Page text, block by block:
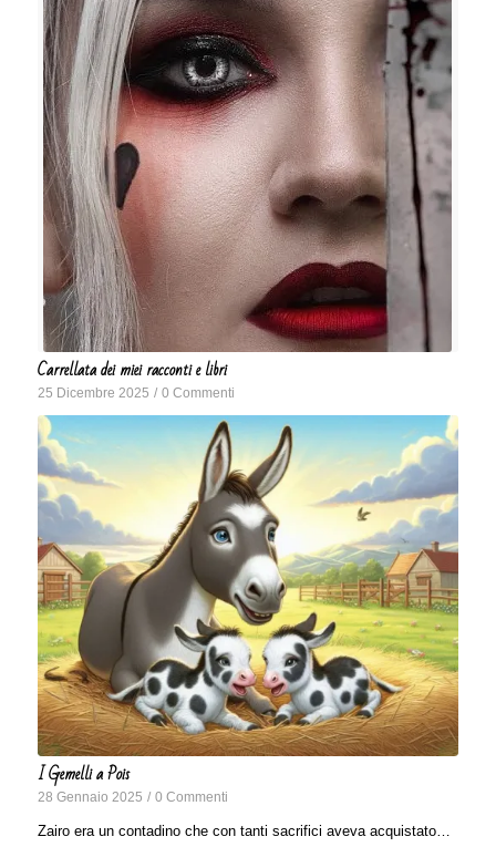
Carrellata dei miei racconti e libri
25 Dicembre 2025 / 0 Commenti
I Gemelli a Pois
28 Gennaio 2025 / 0 Commenti
Zairo era un contadino che con tanti sacrifici aveva acquistato…